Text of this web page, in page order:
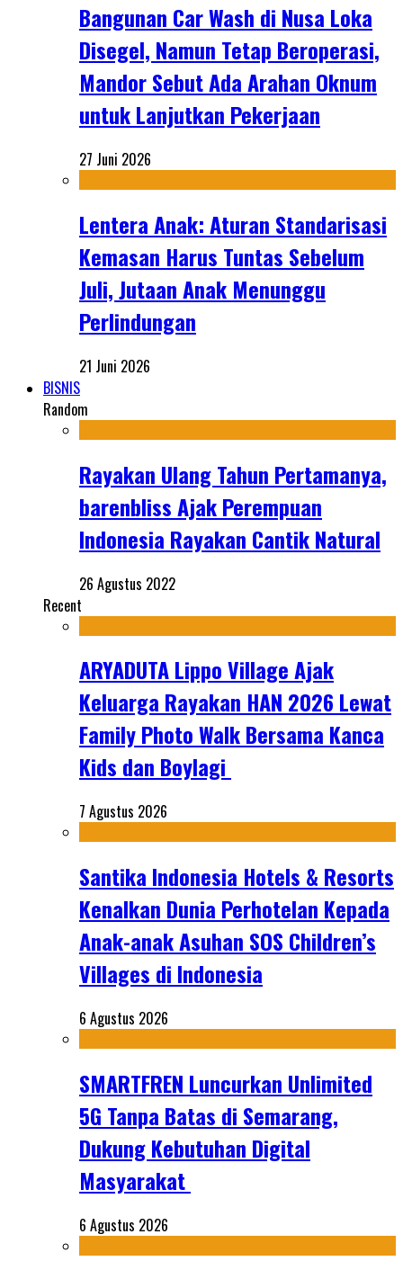
Bangunan Car Wash di Nusa Loka
Disegel, Namun Tetap Beroperasi,
Mandor Sebut Ada Arahan Oknum
untuk Lanjutkan Pekerjaan
27 Juni 2026
Lentera Anak: Aturan Standarisasi
Kemasan Harus Tuntas Sebelum
Juli, Jutaan Anak Menunggu
Perlindungan
21 Juni 2026
BISNIS
Random
Rayakan Ulang Tahun Pertamanya,
barenbliss Ajak Perempuan
Indonesia Rayakan Cantik Natural
26 Agustus 2022
Recent
ARYADUTA Lippo Village Ajak
Keluarga Rayakan HAN 2026 Lewat
Family Photo Walk Bersama Kanca
Kids dan Boylagi
7 Agustus 2026
Santika Indonesia Hotels & Resorts
Kenalkan Dunia Perhotelan Kepada
Anak-anak Asuhan SOS Children’s
Villages di Indonesia
6 Agustus 2026
SMARTFREN Luncurkan Unlimited
5G Tanpa Batas di Semarang,
Dukung Kebutuhan Digital
Masyarakat
6 Agustus 2026